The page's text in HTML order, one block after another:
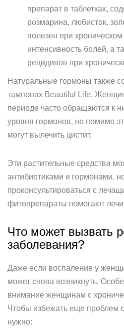
препарат в таблетках,
розмарина, любисток,
полезен при
интенсивность болей, а
рецидивов при
Натуральные гормоны также
тампонах Beautiful Life.
периоде часто обращаются к
уровня гормонов, но помимо
могут вылечить цистит.
Эти растительные средства
антибиотиками и гормонами,
проконсультироваться с
фитопрепараты помогают
Что может вызвать
заболевания?
Даже если воспаление у
может снова возникнуть.
внимание женщинам с
Чтобы избежать еще проблем
нужно: